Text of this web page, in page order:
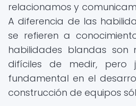
relacionamos y
A diferencia de las
se refieren a
habilidades blandas son
difíciles de medir, pero
fundamental en el
construcción de equipos